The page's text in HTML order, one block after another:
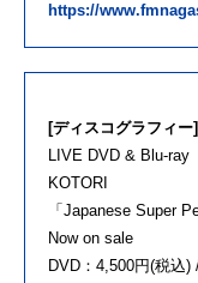
https://
[ディスコグラフィー]
LIVE DVD & Blu-ray
KOTORI
「Japanese Super
Now on sale
DVD：4,500円(税込)